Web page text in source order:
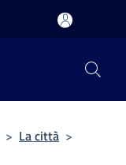
> La città >